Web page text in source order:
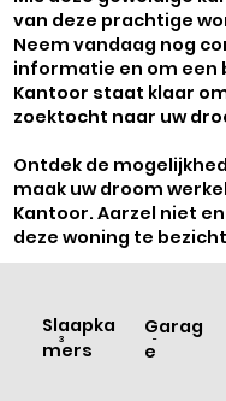
van deze prachtige
Neem vandaag nog
informatie en om een
Kantoor staat klaar
zoektocht naar uw
Ontdek de
maak uw droom
Kantoor. Aarzel niet
deze woning te
-
Garag
e
3
Slaapka
mers